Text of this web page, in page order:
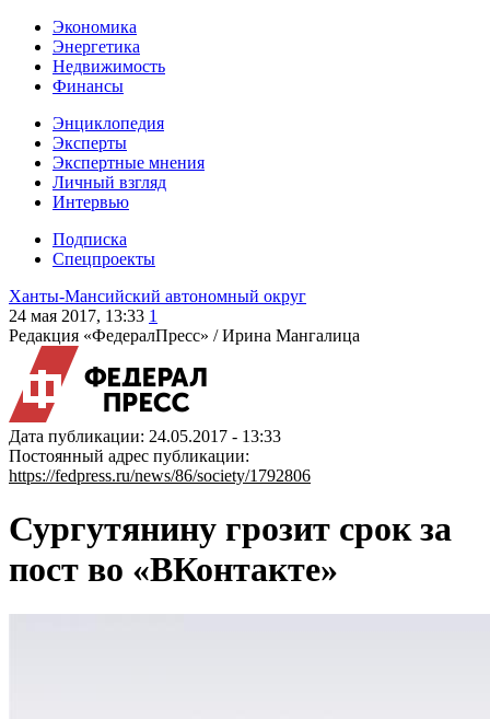
Экономика
Энергетика
Недвижимость
Финансы
Энциклопедия
Эксперты
Экспертные мнения
Личный взгляд
Интервью
Подписка
Спецпроекты
Ханты-Мансийский автономный округ
24 мая 2017, 13:33 1
Редакция «ФедералПресс» /Ирина Мангалица
Дата публикации: 24.05.2017 - 13:33
Постоянный адрес публикации:
https://fedpress.ru/news/86/society/1792806
Сургутянину грозит срок за
пост во «ВКонтакте»